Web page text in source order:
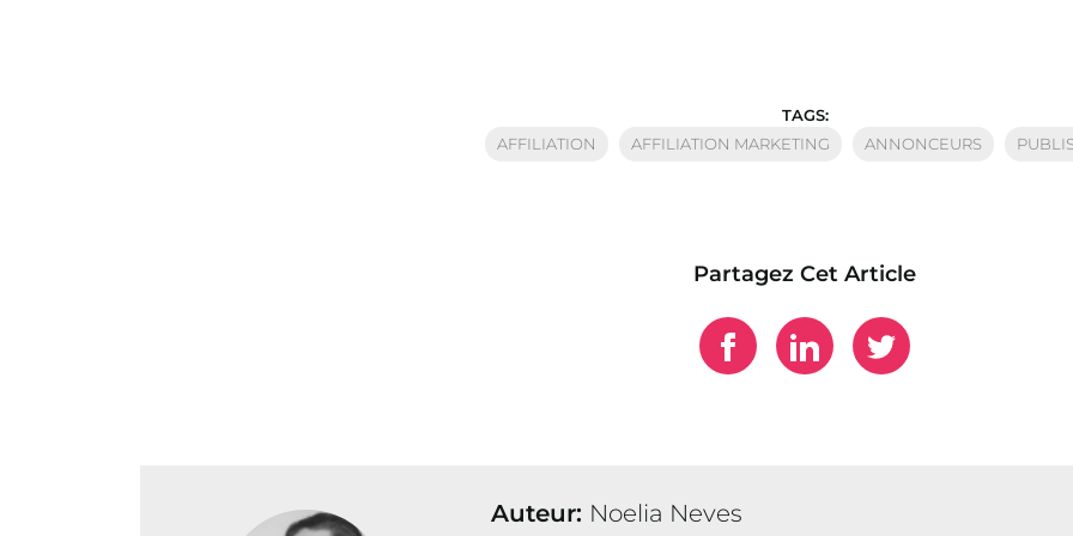
TAGS:
AFFILIATION
AFFILIATION MARKETING ANNONCEURS
Partagez Cet Article
Auteur: Noelia Neves